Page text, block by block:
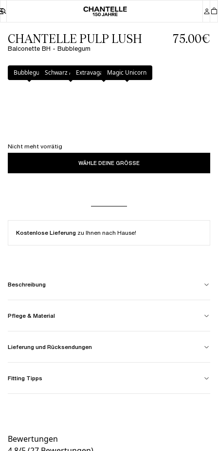
CHANTELLE PULP LUSH
Balconette BH - Bubblegum
75.00€
Farbe: Bubblegum
Bubblegum Schwarz / Soft PinkExtravagante Blume
Magic Unicorn
Nicht meht vorrätig
WÄHLE DEINE GRÖSSE
Kostenlose Lieferung zu Ihnen nach Hause!
Beschreibung
Pflege & Material
Lieferung und Rücksendungen
Fitting Tipps
Bewertungen